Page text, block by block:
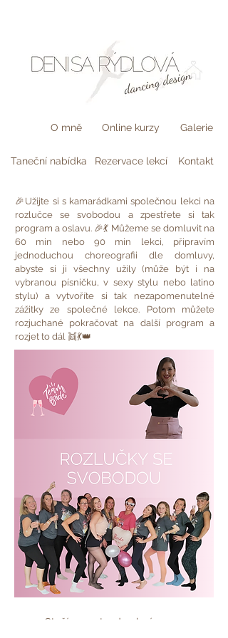
O mně Online kurzy Galerie
Taneční nabídka Rezervace lekcí Kontakt
🎉Užijte si s kamarádkami společnou lekci na
rozlučce se svobodou a zpestřete si tak
program a oslavu. 🎉💃 Můžeme se domluvit na
60 min nebo 90 min lekci, připravím
jednoduchou choreografii dle domluvy,
abyste si ji všechny užily (může být i na
vybranou písničku, v sexy stylu nebo latino
stylu) a vytvoříte si tak nezapomenutelné
zážitky ze společné lekce. Potom můžete
rozjuchané pokračovat na další program a
rozjet to dál 👯💃👑
Stačí napsat a domluvíme se.